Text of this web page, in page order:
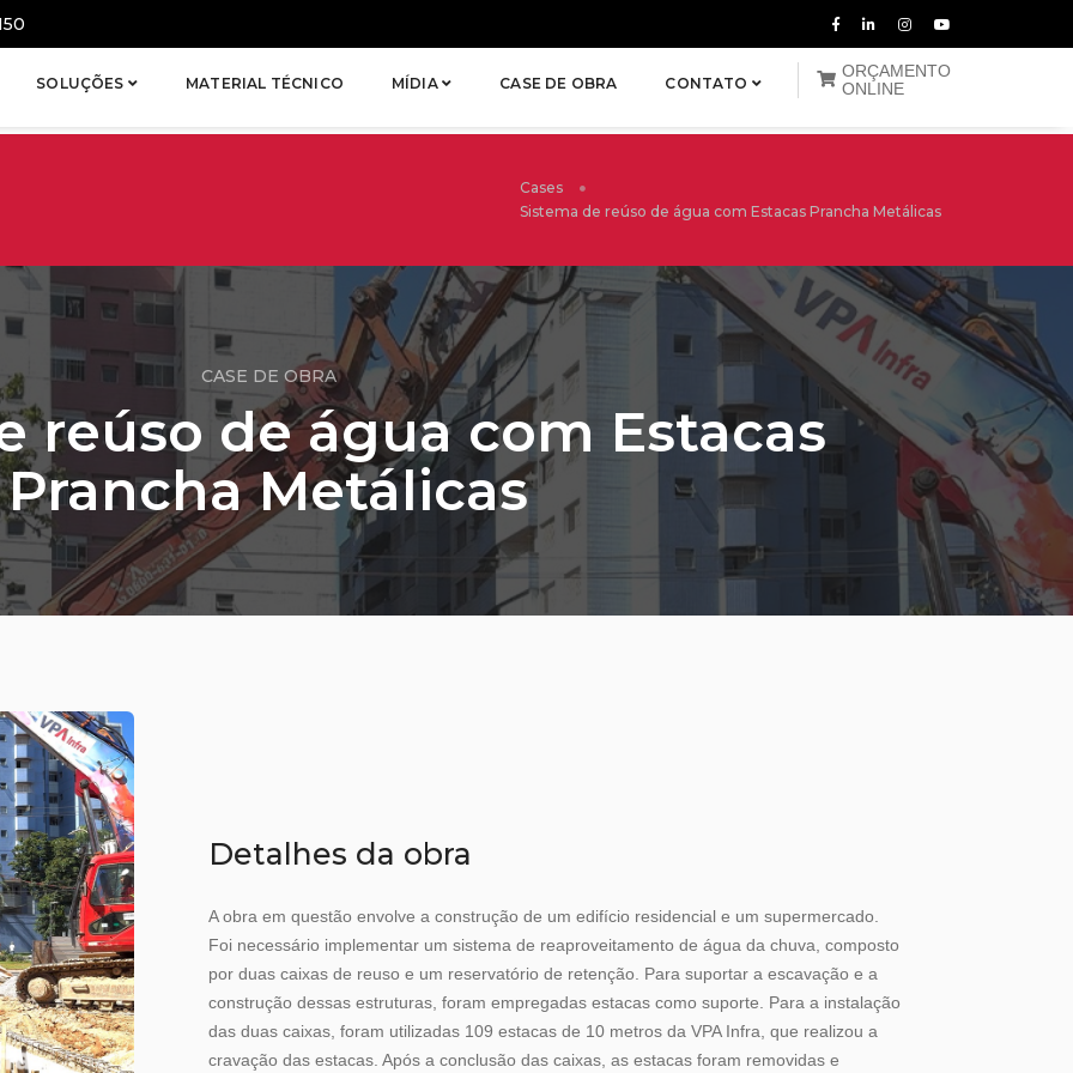
SOLUÇÕES MATERIAL TÉCNICO MÍDIA CASE DE OBRA CONTATO
ORÇAMENTO
ONLINE
Cases
Sistema de reúso de água com Estacas Prancha Metálicas
CASE DE OBRA
reúso de água com Estacas
Prancha Metálicas
Detalhes da obra
A obra em questão envolve a construção de um edifício residencial e um supermercado.
Foi necessário implementar um sistema de reaproveitamento de água da chuva, composto
por duas caixas de reuso e um reservatório de retenção. Para suportar a escavação e a
construção dessas estruturas, foram empregadas estacas como suporte. Para a instalação
das duas caixas, foram utilizadas 109 estacas de 10 metros da VPA Infra, que realizou a
cravação das estacas. Após a conclusão das caixas, as estacas foram removidas e